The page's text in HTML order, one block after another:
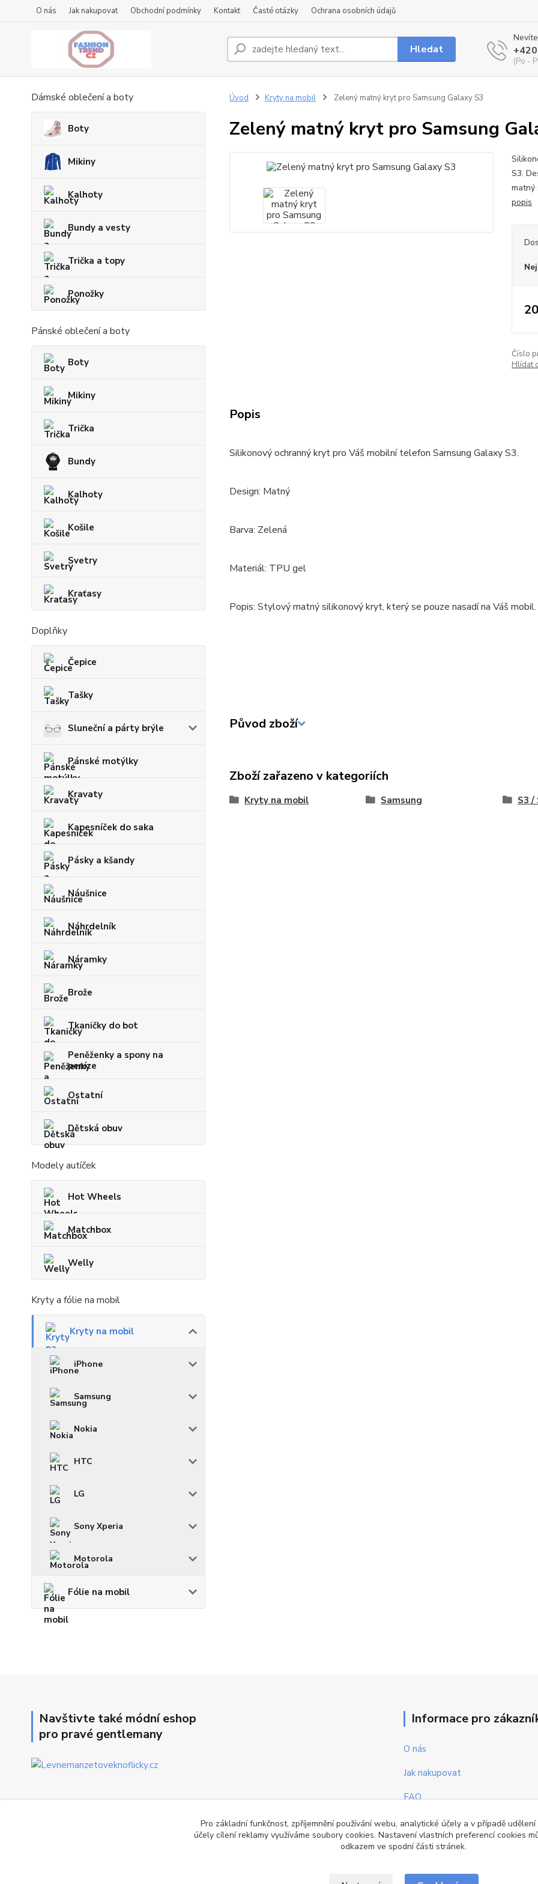
O nás Jak nakupovat Obchodní podmínky Kontakt Časté otázky Ochrana osobních údajů
Hledat
(Po -
Dámské oblečení a boty
Boty
Mikiny
Kalhoty
Bundy a vesty
Trička a topy
Ponožky
Pánské oblečení a boty
Boty
Mikiny
Trička
Bundy
Kalhoty
Košile
Svetry
Kraťasy
Doplňky
Čepice
Tašky
Sluneční a párty brýle
Pánské motýlky
Kravaty
Kapesníček do saka
Pásky a kšandy
Náušnice
Náhrdelník
Náramky
Brože
Tkaničky do bot
Peněženky a spony na
peníze
Ostatní
Dětská obuv
Modely autíček
Hot Wheels
Matchbox
Welly
Kryty a fólie na mobil
Kryty na mobil
iPhone
Samsung
Nokia
HTC
LG
Sony Xperia
Motorola
Fólie na mobil
Úvod Kryty na mobil Zelený matný kryt pro Samsung Galaxy S3
Zelený matný kryt pro Samsung
S3.
matný
popis
Číslo
Hlídat
Popis
Silikonový ochranný kryt pro Váš mobilní telefon Samsung Galaxy S3.
Design: Matný
Barva: Zelená
Materiál: TPU gel
Popis: Stylový matný silikonový kryt, který se pouze nasadí na Váš mobil.
Původ zboží
Zboží zařazeno v kategoriích
Kryty na mobil Samsung S3 /
Navštivte také módní eshop
pro pravé gentlemany
Informace pro
O nás
Jak nakupovat
FAQ
Obchodní podmínky
Kontakty
Pro základní funkčnost, zpříjemnění používání webu, analytické účely a v případě
účely cílení reklamy využíváme soubory cookies. Nastavení vlastních preferencí cookies
odkazem ve spodní části stránek.